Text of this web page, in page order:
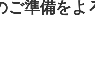
ご準備をよ